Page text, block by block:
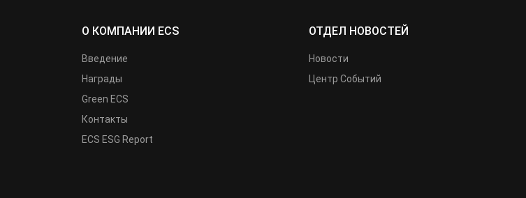
О КОМПАНИИ ECS
Введение
Награды
Green ECS
Контакты
ECS ESG Report
ОТДЕЛ НОВОСТЕЙ
Новости
Центр Событий